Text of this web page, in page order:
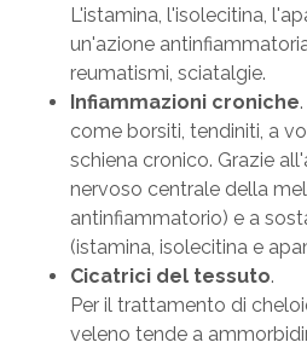
L'istamina, l'isolecitina,
un'azione
reumatismi, sciatalgie.
Infiammazioni croniche.
come borsiti, tendiniti, a
schiena cronico. Grazie
nervoso centrale della
antinfiammatorio) e a
(istamina, isolecitina e
Cicatrici del tessuto.
Per il trattamento di
veleno tende a